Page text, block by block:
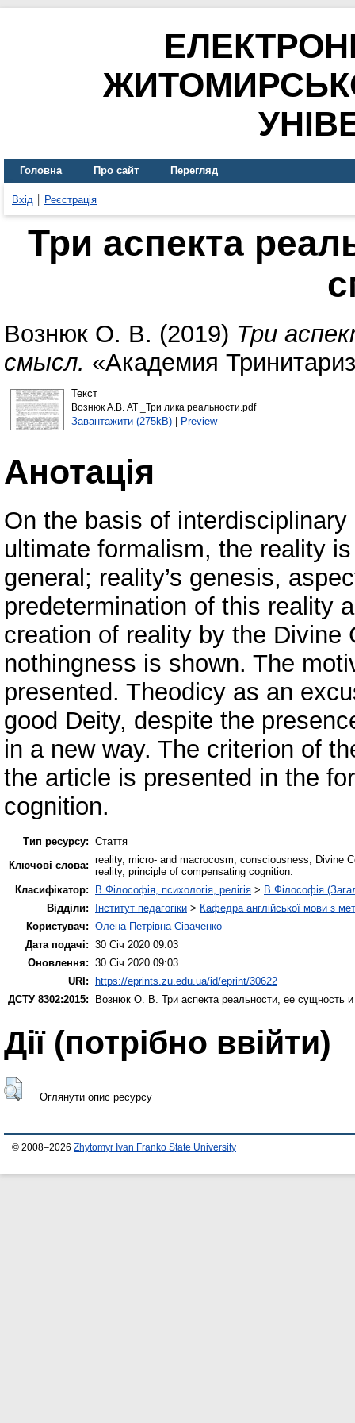
Головна Про сайт Перегляд
Вхід Реєстрація
Три аспекта
Вознюк О. В. (2019) Три
смысл. «Академия
Текст
Вознюк А.В. АТ _Три лика реальности.pdf
Завантажити (275kB)| Preview
Анотація
On the basis of
ultimate formalism, the reality
general; reality’s genesis,
predetermination of this reality
creation of reality by the Divine
nothingness is shown. The
presented. Theodicy as an
good Deity, despite the
in a new way. The criterion of
the article is presented in the
cognition.
Тип ресурсу: Стаття
Ключові слова: reality, micro- and macrocosm, consciousness, Divine
reality, principle of compensating cognition.
Класифікатор:
B Філософія, психологія, релігія > B Філософія
Відділи:
Інститут педагогіки > Кафедра англійської мови з
Користувач: Олена Петрівна Сіваченко
Дата подачі: 30 Січ 2020 09:03
Оновлення: 30 Січ 2020 09:03
URI: https://eprints.zu.edu.ua/id/eprint/30622
ДСТУ 8302:2015:
Вознюк О. В. Три аспекта реальности, ее сущность
Дії ​​(потрібно ввійти)
Оглянути опис ресурсу
© 2008–2026 Zhytomyr Ivan Franko State University